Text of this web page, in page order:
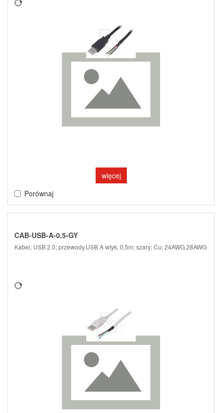
więcej
Porównaj
CAB-USB-A-0.5-GY
Kabel; USB 2.0; przewody,USB A wtyk; 0,5m; szary; Cu; 24AWG,28AWG